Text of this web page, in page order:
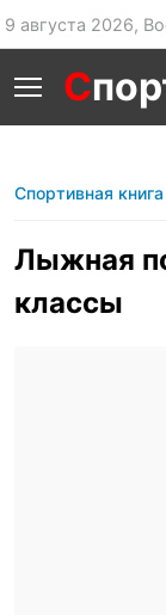
9 августа 2026,
С
Спортивная книга
Лыжная
классы